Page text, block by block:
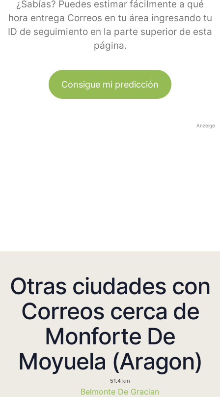
¿Sabías? Puedes estimar fácilmente a qué
hora entrega Correos en tu área ingresando tu
ID de seguimiento en la parte superior de esta
página.
Consigue mi predicción
Anzeige
Otras ciudades con
Correos cerca de
Monforte De
Moyuela (Aragon)
51.4 km
Belmonte De Gracian